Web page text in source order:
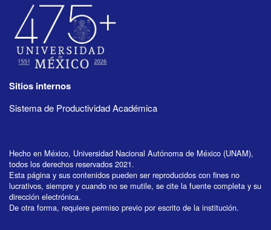
Sitios internos
Sistema de Productividad Académica
Hecho en México, Universidad Nacional Autónoma de México (UNAM),
todos los derechos reservados 2021.
Esta página y sus contenidos pueden ser reproducidos con fines no
lucrativos, siempre y cuando no se mutile, se cite la fuente completa y su
dirección electrónica.
De otra forma, requiere permiso previo por escrito de la institución.